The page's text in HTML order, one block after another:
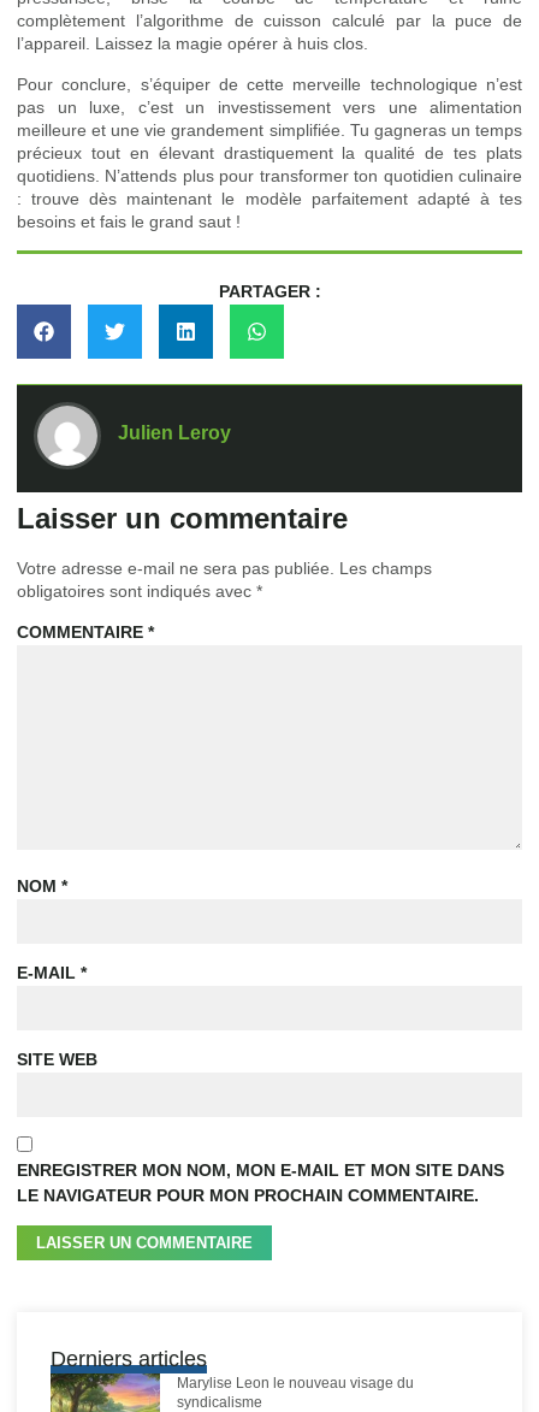
complètement l’algorithme de cuisson calculé par la puce de
l’appareil. Laissez la magie opérer à huis clos.
Pour conclure, s’équiper de cette merveille technologique n’est
pas un luxe, c’est un investissement vers une alimentation
meilleure et une vie grandement simplifiée. Tu gagneras un temps
précieux tout en élevant drastiquement la qualité de tes plats
quotidiens. N’attends plus pour transformer ton quotidien culinaire
: trouve dès maintenant le modèle parfaitement adapté à tes
besoins et fais le grand saut !
PARTAGER :
Julien Leroy
Laisser un commentaire
Votre adresse e-mail ne sera pas publiée.
Les champs
obligatoires sont indiqués avec *
COMMENTAIRE *
NOM *
E-MAIL *
SITE WEB
ENREGISTRER MON NOM, MON E-MAIL ET MON SITE DANS
LE NAVIGATEUR POUR MON PROCHAIN COMMENTAIRE.
Derniers articles
Marylise Leon le nouveau visage du
syndicalisme